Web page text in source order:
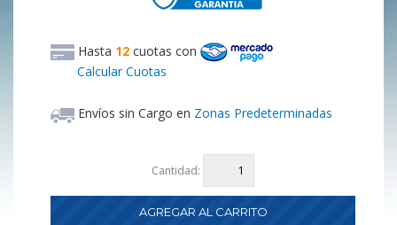
Hasta 12 cuotas con
Calcular Cuotas
Envíos sin Cargo en Zonas Predeterminadas
Cantidad: